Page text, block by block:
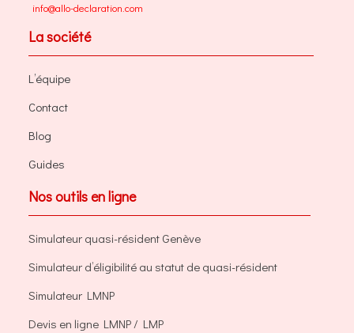
info@allo-declaration.com
La société
L’équipe
Contact
Blog
Guides
Nos outils en ligne
Simulateur quasi-résident Genève
Simulateur d’éligibilité au statut de quasi-résident
Simulateur LMNP
Devis en ligne LMNP / LMP